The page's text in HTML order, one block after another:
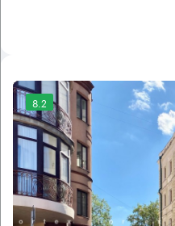
8.2